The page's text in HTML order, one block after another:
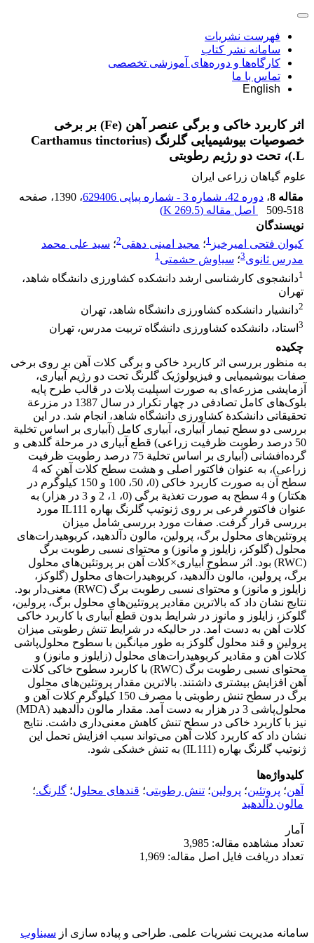
فهرست نشریات
سامانه نشر کتاب
کارگاه‌ها و دوره‌های آموزشی تخصصی
تماس با ما
English
اثر کاربرد خاکی و برگی عنصر آهن (Fe) بر برخی
خصوصیات بیوشیمیایی گلرنگ (Carthamus tinctorius
L.)، تحت دو رژیم رطوبتی
علوم گیاهان زراعی ایران
مقاله 8
، دوره 42، شماره 3 - شماره پیاپی 629406 ، 1390
، صفحه
509-518
اصل مقاله (269.5 K
)
نویسندگان
کیوان فتحی امیرخیز 1؛ مجید امینی دهقی2؛ سید علی محمد
مدرس ثانوی3؛ سیاوش حشمتی1
1دانشجوی کارشناسی ارشد دانشکده کشاورزی دانشگاه شاهد،
تهران
2دانشیار دانشکده کشاورزی دانشگاه شاهد، تهران
3 استاد، دانشکده کشاورزی دانشگاه تربیت مدرس، تهران
چکیده
به منظور بررسی اثر کاربرد خاکی و برگی کلات آهن بر روی برخی
صفات بیوشیمیایی و فیزیولوژیک گلرنگ تحت دو رژیم آبیاری،
آزمایشی مزرعه‌ای به صورت اسپلیت پلات در قالب طرح پایه
بلوک‌های کامل تصادفی در چهار تکرار در سال 1387 در مزرعة
تحقیقاتی دانشکدة کشاورزی دانشگاه شاهد، انجام شد. در این
بررسی دو سطح تیمار آبیاری، آبیاری کامل (آبیاری بر اساس تخلیة
50 درصد رطوبت ظرفیت زراعی) قطع آبیاری در مرحلة گلدهی و
گرده‌افشانی (آبیاری بر اساس تخلیة 75 درصد رطوبت ظرفیت
زراعی)، به عنوان فاکتور اصلی و هشت سطح کلات آهن که 4
سطح آن به صورت کاربرد خاکی (0، 50، 100 و 150 کیلوگرم در
هکتار) و 4 سطح به صورت تغذیة برگی (0، 1، 2 و 3 در هزار) به
عنوان فاکتور فرعی بر روی ژنوتیپ گلرنگ بهاره IL111 مورد
بررسی قرار گرفت. صفات مورد بررسی شامل میزان
پروتئین‌های محلول برگ، پرولین، مالون دآلدهید، کربوهیدرات‌های
محلول (گلوکز، زایلوز و مانوز) و محتوای نسبی رطوبت برگ
(RWC) بود. اثر سطوح آبیاری×کلات آهن بر پروتئین‌های محلول
برگ، پرولین، مالون دآلدهید، کربوهیدرات‌های محلول (گلوکز،
زایلوز و مانوز) و محتوای نسبی رطوبت برگ (RWC) معنی‌دار بود.
نتایج نشان داد که بالاترین مقادیر پروتئین‌های محلول برگ، پرولین،
گلوکز، زایلوز و مانوز در شرایط بدون قطع آبیاری با کاربرد خاکی
کلات آهن به دست آمد. در حالیکه در شرایط تنش رطوبتی میزان
پرولین و قند محلول گلوکز به طور میانگین با سطوح محلول‌پاشی
کلات آهن و مقادیر کربوهیدرات‌های محلول (زایلوز و مانوز) و
محتوای نسبی رطوبت برگ (RWC) با کاربرد سطوح خاکی کلات
آهن افزایش بیشتری داشتند. بالاترین مقدار پروتئین‌های محلول
برگ در سطح تنش رطوبتی با مصرف 150 کیلوگرم کلات آهن و
محلول‌پاشی 3 در هزار به دست آمد. مقدار مالون دآلدهید (MDA)
نیز با کاربرد خاکی در سطح تنش کاهش معنی‌داری داشت. نتایج
نشان داد که کاربرد کلات آهن می‌تواند سبب افزایش تحمل این
ژنوتیپ گلرنگ بهاره (IL111) به تنش خشکی شود.
کلیدواژه‌ها
آهن؛ پروتئین؛ پرولین؛ تنش رطوبتی؛ قندهای محلول؛ گلرنگ.؛
مالون دآلدهید
آمار
تعداد مشاهده مقاله: 3,985
تعداد دریافت فایل اصل مقاله: 1,969
سامانه مدیریت نشریات علمی. طراحی و پیاده سازی از سیناوب